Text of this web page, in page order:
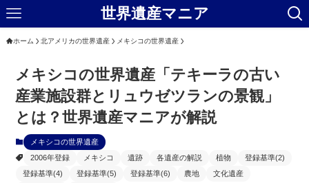
世界遺産マニア
ホーム 北アメリカの世界遺産 メキシコの世界遺産
メキシコの世界遺産「テキーラの古い
産業施設群とリュウゼツランの景観」
とは？世界遺産マニアが解説
メキシコの世界遺産
2006年登録
メキシコ 遺跡 各遺産の解説 植物
登録基準(2)
登録基準(4)
登録基準(5) 登録基準(6) 農地
文化遺産